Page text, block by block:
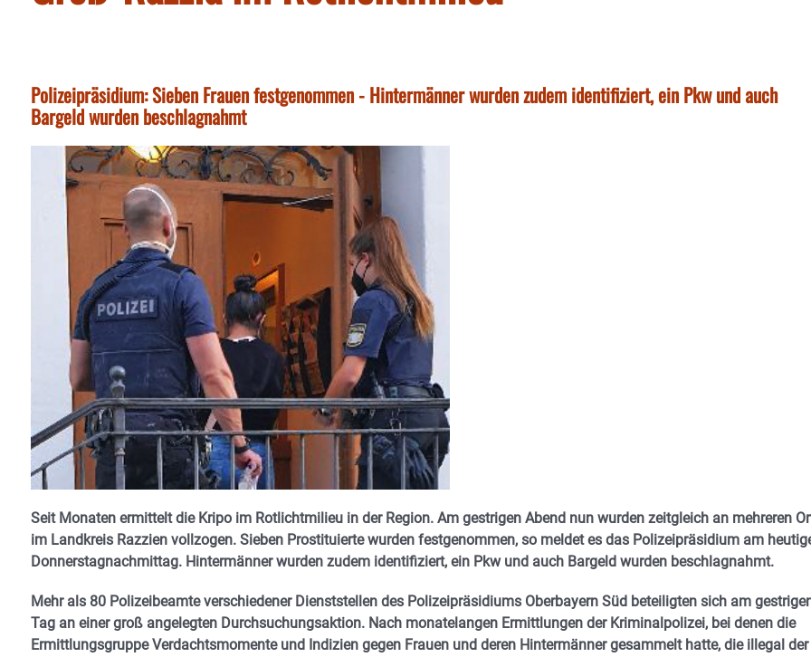
Polizeipräsidium: Sieben Frauen festgenommen - Hintermänner wurden zudem identifiziert, ein Pkw und auch
Bargeld wurden beschlagnahmt
Seit Monaten ermittelt die Kripo im Rotlichtmilieu in der Region. Am gestrigen Abend nun wurden zeitgleich an mehreren
im Landkreis Razzien vollzogen. Sieben Prostituierte wurden festgenommen, so meldet es das Polizeipräsidium am
Donnerstagnachmittag. Hintermänner wurden zudem identifiziert, ein Pkw und auch Bargeld wurden beschlagnahmt.
Mehr als 80 Polizeibeamte verschiedener Dienststellen des Polizeipräsidiums Oberbayern Süd beteiligten sich am
Tag an einer groß angelegten Durchsuchungsaktion. Nach monatelangen Ermittlungen der Kriminalpolizei, bei denen die
Ermittlungsgruppe Verdachtsmomente und Indizien gegen Frauen und deren Hintermänner gesammelt hatte, die illegal der